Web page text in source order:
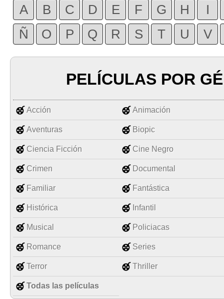
A B C D E F G H
I
Ñ
O P Q R S T U V
PELÍCULAS POR
Acción Animación
Aventuras Biopic
Ciencia Ficción Cine Negro
Crimen Documental
Familiar Fantástica
Histórica Infantil
Musical Policiacas
Romance Series
Terror Thriller
Todas las películas